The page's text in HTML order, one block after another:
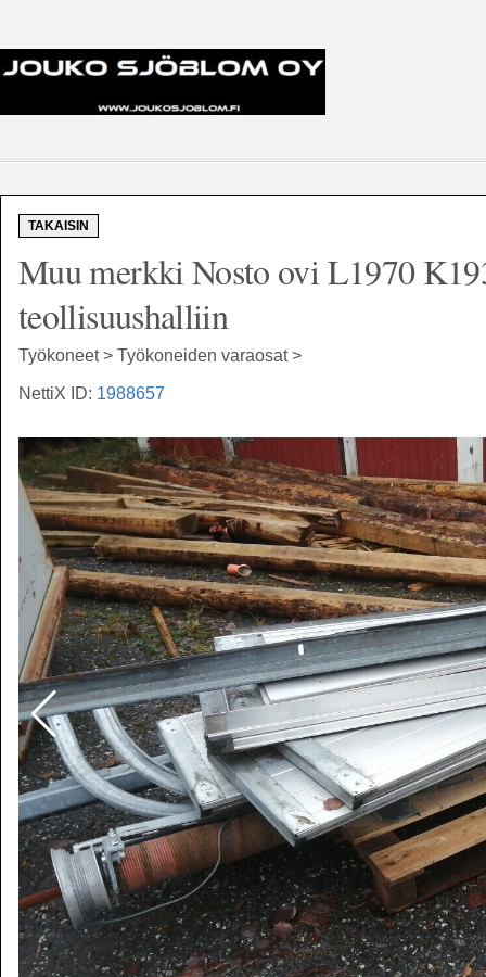
TAKAISIN
Muu merkki Nosto ovi L1970
teollisuushalliin
Työkoneet > Työkoneiden varaosat >
NettiX ID: 1988657